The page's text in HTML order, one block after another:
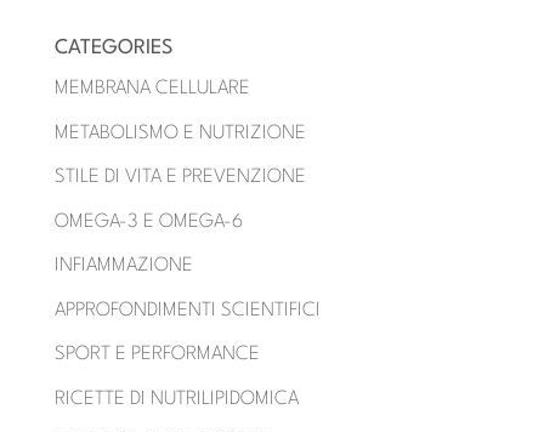
CATEGORIES
MEMBRANA CELLULARE
METABOLISMO E NUTRIZIONE
STILE DI VITA E PREVENZIONE
OMEGA-3 E OMEGA-6
INFIAMMAZIONE
APPROFONDIMENTI SCIENTIFICI
SPORT E PERFORMANCE
RICETTE DI NUTRILIPIDOMICA